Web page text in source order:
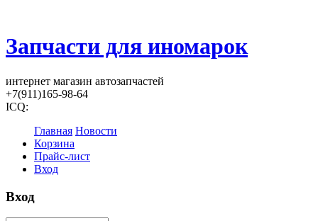
Запчасти для иномарок
интернет магазин автозапчастей
+7(911)165-98-64
ICQ:
Главная Новости
Корзина
Прайс-лист
Вход
Вход